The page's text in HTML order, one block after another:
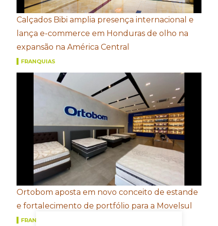
Calçados Bibi amplia presença internacional e
lança e-commerce em Honduras de olho na
expansão na América Central
FRANQUIAS
Ortobom aposta em novo conceito de estande
e fortalecimento de portfólio para a Movelsul
FRANQUIAS